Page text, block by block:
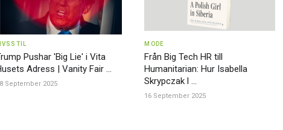
Pushar 'Big Lie' i Vita
Adress | Vanity Fair ...
September 2025
MODE
Från Big Tech HR till
Humanitarian: Hur Isabella
Skrypczak l ...
16 September 2025